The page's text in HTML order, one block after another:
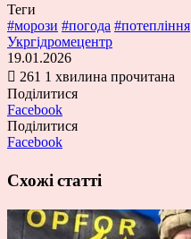
Теги
#морози #погода #потепління
Укргідромецентр
19.01.2026
261 1 хвилина прочитана
Поділитися
Facebook
Поділитися
Facebook
Схожі статті